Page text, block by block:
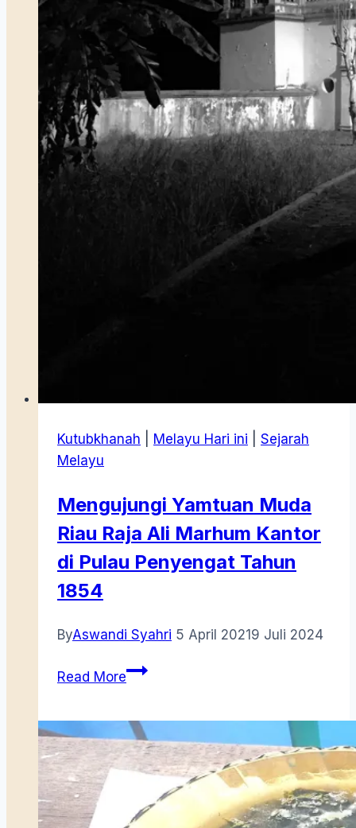
Kutubkhanah Melayu Hari ini
Sejarah
Melayu
Mengujungi Yamtuan Muda
Riau Raja Ali Marhum Kantor
di Pulau Penyengat Tahun
1854
ByAswandi Syahri 5 April 20219 Juli 2024
Read MoreMengujungi
Riau
Raja
Ali
Marhum
Kantor